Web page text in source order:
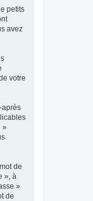
petits
avez
votre
après
»
de
», à
»
de